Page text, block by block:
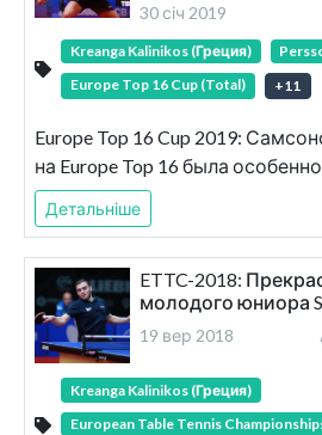
30 січ 2019
Kreanga Kalinikos (Греция)
Europe Top 16 Cup (Total)
+11
Europe Top 16 Cup 2019:
на Europe Top 16 была
Детальніше
ETTC-2018:
молодого юниора
19 вер 2018
Kreanga Kalinikos (Греция)
European Table Tennis